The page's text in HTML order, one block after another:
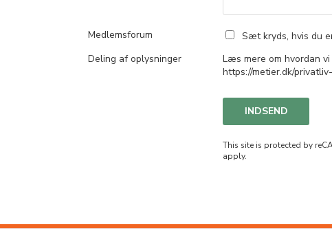
Medlemsforum
Sæt kryds, hvis du
Deling af oplysninger
Læs mere om hvordan
https://metier.dk/
INDSEND
This site is protected by
apply.